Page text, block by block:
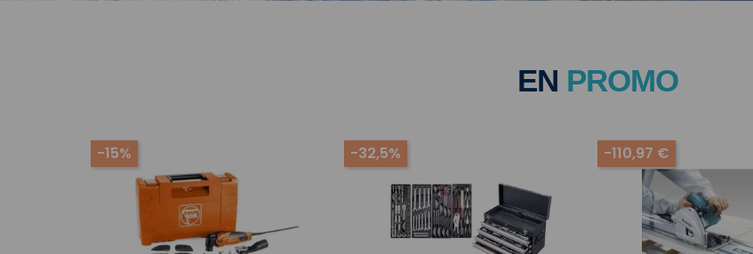
EN PROMO
-15% -32,5% -110,97 €